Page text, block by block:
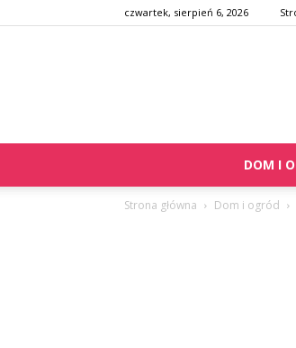
czwartek, sierpień 6, 2026
DOM I
Strona główna Dom i ogród